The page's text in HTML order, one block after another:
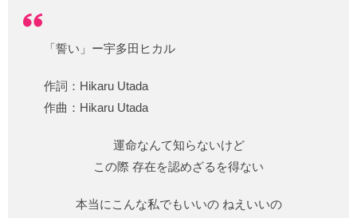
「誓い」ー宇多田ヒカル
作詞：Hikaru Utada
作曲：Hikaru Utada
運命なんて知らないけど
この際 存在を認めざるを得ない
本当にこんな私でもいいの ねえいいの